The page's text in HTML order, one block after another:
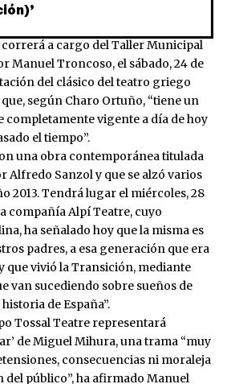
a cargo del Taller Municipal
Manuel Troncoso, el sábado, 24 de
del clásico del teatro griego
que, según Charo Ortuño, “tiene un
completamente vigente a día de hoy
el tiempo”.
una obra contemporánea titulada
Alfredo Sanzol y que se alzó varios
2013. Tendrá lugar el miércoles, 28
compañía Alpí Teatre, cuyo
ha señalado hoy que la misma es
padres, a esa generación que era
que vivió la Transición, mediante
van sucediendo sobre sueños de
de España”.
Tossal Teatre representará
de Miguel Mihura, una trama “muy
consecuencias ni moraleja
del público”, ha afirmado Manuel